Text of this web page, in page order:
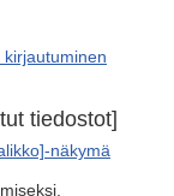
tiedostot]
näkymä